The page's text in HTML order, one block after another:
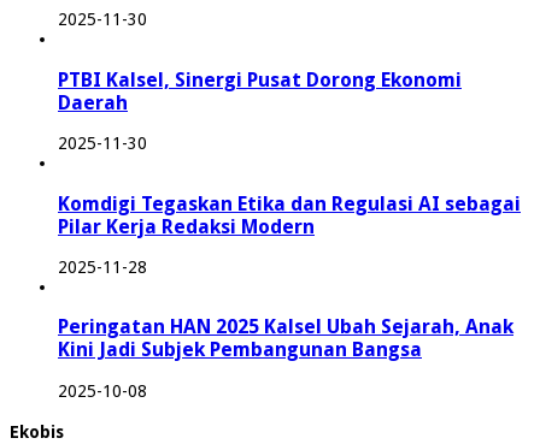
2025-11-30
PTBI Kalsel, Sinergi Pusat Dorong Ekonomi
Daerah
2025-11-30
Komdigi Tegaskan Etika dan Regulasi AI sebagai
Pilar Kerja Redaksi Modern
2025-11-28
Peringatan HAN 2025 Kalsel Ubah Sejarah, Anak
Kini Jadi Subjek Pembangunan Bangsa
2025-10-08
Ekobis